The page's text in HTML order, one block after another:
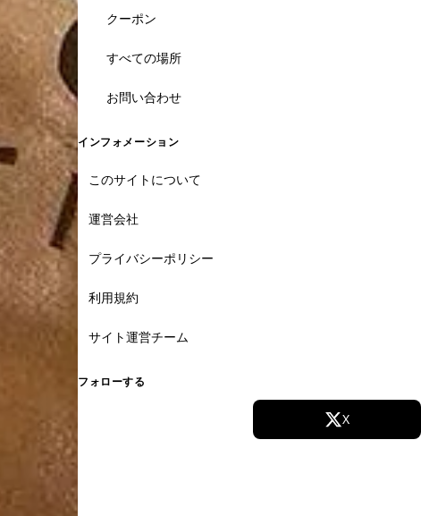
クーポン
すべての場所
お問い合わせ
インフォメーション
このサイトについて
運営会社
プライバシーポリシー
利用規約
サイト運営チーム
フォローする
X